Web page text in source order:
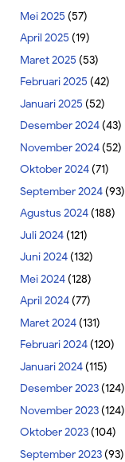
Mei 2025 (57)
April 2025 (19)
Maret 2025 (53)
Februari 2025 (42)
Januari 2025 (52)
Desember 2024(43)
November 2024(52)
Oktober 2024(71)
September 2024(93)
Agustus 2024(188)
Juli 2024(121)
Juni 2024(132)
Mei 2024(128)
April 2024(77)
Maret 2024(131)
Februari 2024(120)
Januari 2024(115)
Desember 2023(124)
November 2023(124)
Oktober 2023(104)
September 2023(93)